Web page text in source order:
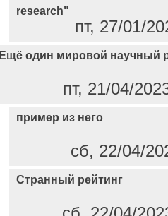
research"
пт, 27/01/
Ещё один мировой научный
пт, 21/04/
пример из него
сб, 22/04/
Странный рейтинг